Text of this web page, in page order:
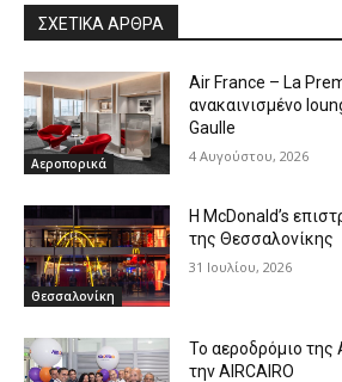
ΣΧΕΤΙΚΑ ΑΡΘΡΑ
Αεροπορικά
Air France – La
ανακαινισμένο
Gaulle
4 Αυγούστου, 2026
Θεσσαλονίκη
Η McDonald’s
της Θεσσαλονίκης
31 Ιουλίου, 2026
Το αεροδρόμιο της
την AIRCAIRO